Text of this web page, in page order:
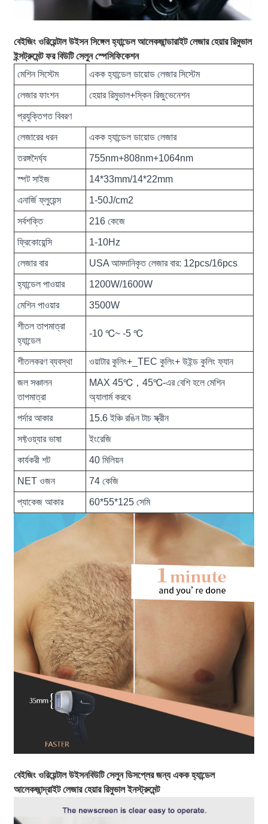
বেইজিং ওরিয়েন্টাল উইসন সিঙ্গেল হ্যান্ডেল আলেকজান্ডারাইট লেজার হেয়ার রিমুভাল
ইন্সট্রুমেন্ট ফর বিউটি সেলুন স্পেসিফিকেশন
মেশিন সিস্টেম
একক হ্যান্ডেল ডায়োড লেজার সিস্টেম
লেজার ফাংশন হেয়ার রিমুভাল+স্কিন রিজুভেনেশন
প্রযুক্তিগত বিবরণ
লেজারের ধরন একক হ্যান্ডেল ডায়োড লেজার
তরঙ্গদৈর্ঘ্য 755nm+808nm+1064nm
স্পট সাইজ 14*33mm/14*22mm
এনার্জি ফ্লুয়েন্স 1-50J/cm2
সর্বশক্তি 216 কেজে
ফ্রিকোয়েন্সি 1-10Hz
লেজার বার USA আমদানিকৃত লেজার বার: 12pcs/16pcs
হ্যান্ডেল পাওয়ার 1200W/1600W
মেশিন পাওয়ার 3500W
শীতল তাপমাত্রা
হ্যান্ডেল
-10 ℃~ -5 ℃
শীতলকরণ ব্যবস্থা ওয়াটার কুলিং+_TEC কুলিং+ উইন্ড কুলিং ফ্যান
জল সঞ্চালন
তাপমাত্রা
MAX 45℃，45℃-এর বেশি হলে মেশিন
অ্যালার্ম করবে
পর্দার আকার 15.6 ইঞ্চি রঙিন টাচ স্ক্রীন
সফ্টওয়্যার ভাষা ইংরেজি
কার্যকরী শট 40 মিলিয়ন
NET ওজন 74 কেজি
প্যাকেজ আকার 60*55*125 সেমি
বেইজিং ওরিয়েন্টাল উইসনবিউটি সেলুন ডিসপ্লের জন্য একক হ্যান্ডেল
আলেকজান্দ্রাইট লেজার হেয়ার রিমুভাল ইনস্ট্রুমেন্ট